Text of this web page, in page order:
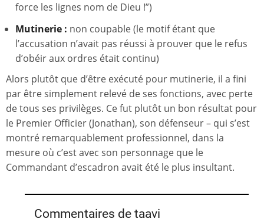
force les lignes nom de Dieu !”)
Mutinerie : non coupable (le motif étant que
l’accusation n’avait pas réussi à prouver que le refus
d’obéir aux ordres était continu)
Alors plutôt que d’être exécuté pour mutinerie, il a fini
par être simplement relevé de ses fonctions, avec perte
de tous ses privilèges. Ce fut plutôt un bon résultat pour
le Premier Officier (Jonathan), son défenseur – qui s’est
montré remarquablement professionnel, dans la
mesure où c’est avec son personnage que le
Commandant d’escadron avait été le plus insultant.
Commentaires de taavi